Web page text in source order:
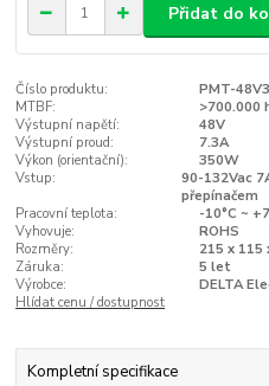
Přidat do
Číslo produktu:
PMT-
MTBF:
>700.000
Výstupní napětí:
48V
Výstupní proud:
7.3A
Výkon (orientační):
350W
Vstup:
90-132Vac
přepínačem
Pracovní teplota:
-10°C ~
Vyhovuje:
ROHS
Rozměry:
215 x 115
Záruka:
5 let
Výrobce:
DELTA
Hlídat cenu / dostupnost
Kompletní specifikace